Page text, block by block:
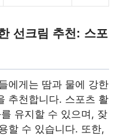
선크림 추천: 스포
에게는 땀과 물에 강한
추천합니다. 스포츠 활
유지할 수 있으며, 잦
할 수 있습니다. 또한,